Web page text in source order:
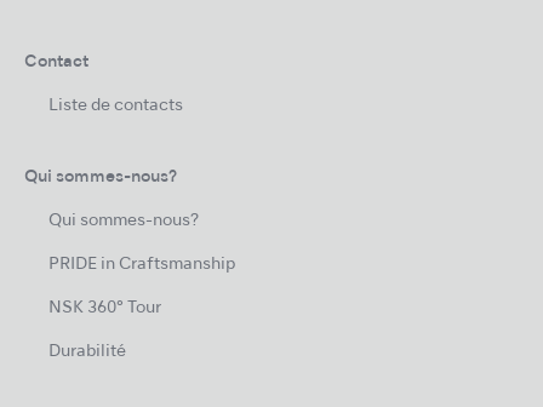
Contact
Liste de contacts
Qui sommes-nous?
Qui sommes-nous?
PRIDE in Craftsmanship
NSK 360° Tour
Durabilité